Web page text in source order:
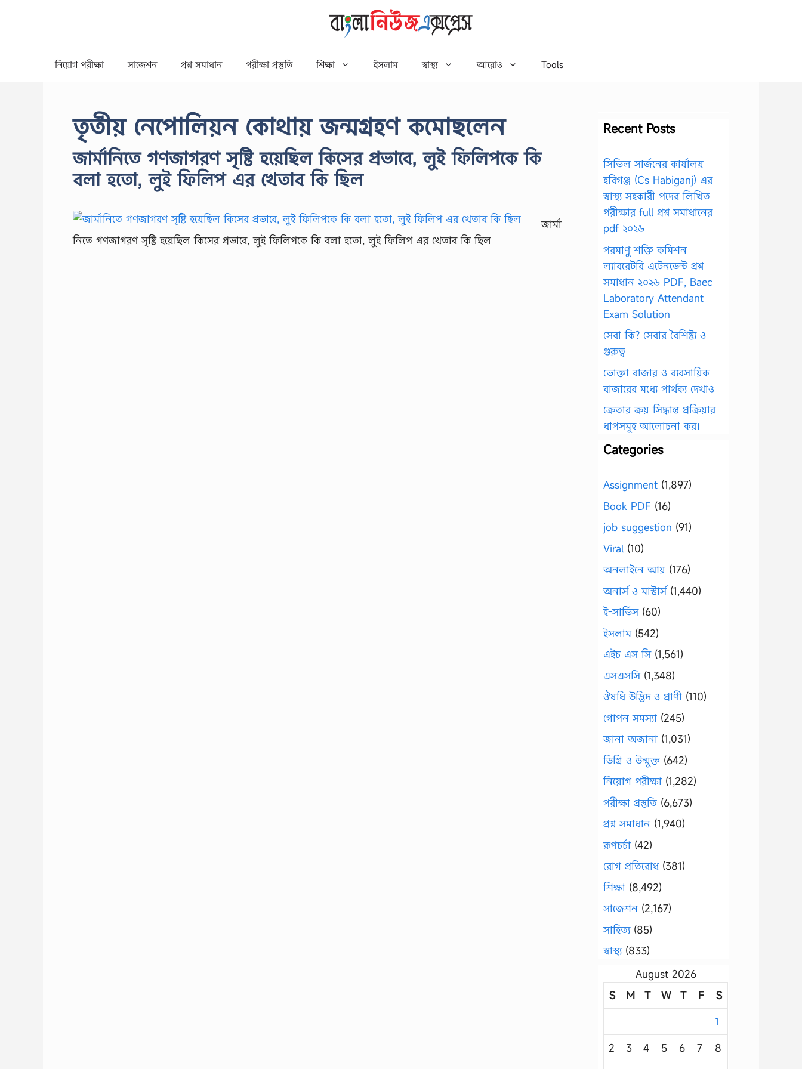
নিয়োগ পরীক্ষা সাজেশন প্রশ্ন সমাধান পরীক্ষা প্রস্তুতি শিক্ষা ইসলাম স্বাস্থ্য আরোও Tools
তৃতীয় নেপোলিয়ন কোথায় জন্মগ্রহণ কমোছলেন
জার্মানিতে গণজাগরণ সৃষ্টি হয়েছিল কিসের প্রভাবে, লুই ফিলিপকে কি
বলা হতো, লুই ফিলিপ এর খেতাব কি ছিল
জার্মা
নিতে গণজাগরণ সৃষ্টি হয়েছিল কিসের প্রভাবে, লুই ফিলিপকে কি বলা হতো, লুই ফিলিপ এর খেতাব কি ছিল
Recent Posts
সিভিল সার্জনের কার্যালয়
হবিগঞ্জ (Cs Habiganj) এর
স্বাস্থ্য সহকারী পদের লিখিত
পরীক্ষার full প্রশ্ন সমাধানের
pdf ২০২৬
পরমাণু শক্তি কমিশন
ল্যাবরেটরি এটেনডেন্ট প্রশ্ন
সমাধান ২০২৬ PDF, Baec
Laboratory Attendant
Exam Solution
সেবা কি? সেবার বৈশিষ্ট্য ও
গুরুত্ব
ভোক্তা বাজার ও ব্যবসায়িক
বাজারের মধ্যে পার্থক্য দেখাও
ক্রেতার ক্রয় সিদ্ধান্ত প্রক্রিয়ার
ধাপসমূহ আলোচনা কর।
Categories
Assignment (1,897)
Book PDF (16)
job suggestion (91)
Viral (10)
অনলাইনে আয় (176)
অনার্স ও মাস্টার্স(1,440)
ই-সার্ভিস(60)
ইসলাম(542)
এইচ এস সি(1,561)
এসএসসি(1,348)
ঔষধি উদ্ভিদ ও প্রাণী (110)
গোপন সমস্যা (245)
জানা অজানা (1,031)
ডিগ্রি ও উন্মুক্ত (642)
নিয়োগ পরীক্ষা (1,282)
পরীক্ষা প্রস্তুতি (6,673)
প্রশ্ন সমাধান (1,940)
রূপচর্চা (42)
রোগ প্রতিরোধ(381)
শিক্ষা (8,492)
সাজেশন (2,167)
সাহিত্য(85)
স্বাস্থ্য(833)
August 2026
S
M T W T F
S
1
2
3 4 5 6 7
8